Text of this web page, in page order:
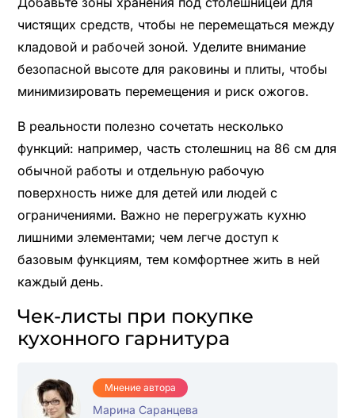
чистящих средств, чтобы не перемещаться между
кладовой и рабочей зоной. Уделите внимание
безопасной высоте для раковины и плиты, чтобы
минимизировать перемещения и риск ожогов.
В реальности полезно сочетать несколько
функций: например, часть столешниц на 86 см для
обычной работы и отдельную рабочую
поверхность ниже для детей или людей с
ограничениями. Важно не перегружать кухню
лишними элементами; чем легче доступ к
базовым функциям, тем комфортнее жить в ней
каждый день.
Чек-листы при покупке
кухонного гарнитура
Мнение автора
Марина Саранцева